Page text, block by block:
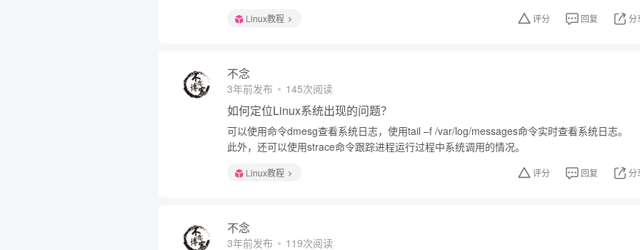
Linux教程 评分 回复 分
不念
3年前发布 145次阅读
如何定位Linux系统出现的问题？
可以使用命令dmesg查看系统日志，使用tail –f /var/log/messages命令实时查看系统日志。
此外，还可以使用strace命令跟踪进程运行过程中系统调用的情况。
Linux教程 评分 回复 分
不念
3年前发布 119次阅读